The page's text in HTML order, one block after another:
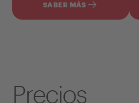
SABER MÁS
Precios